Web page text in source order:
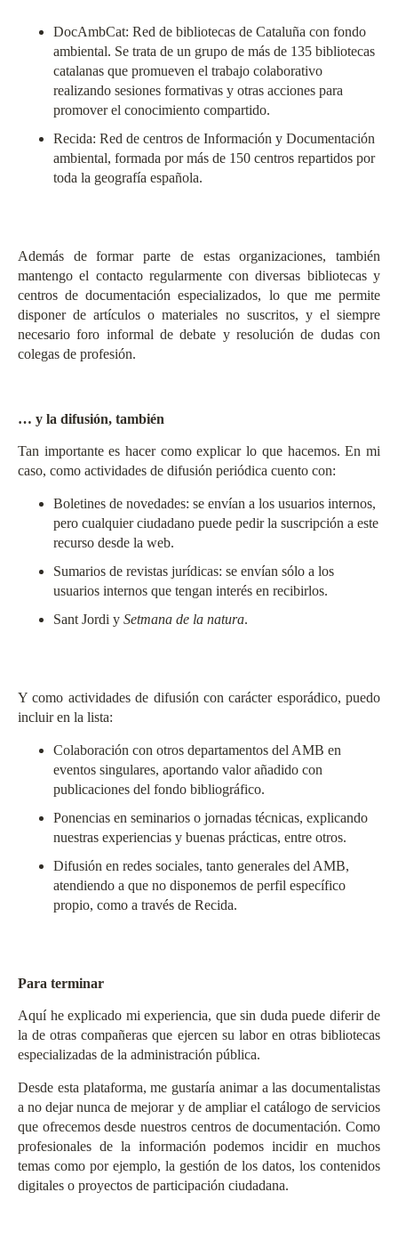
DocAmbCat: Red de bibliotecas de Cataluña con fondo
ambiental. Se trata de un grupo de más de 135 bibliotecas
catalanas que promueven el trabajo colaborativo
realizando sesiones formativas y otras acciones para
promover el conocimiento compartido.
Recida: Red de centros de Información y Documentación
ambiental, formada por más de 150 centros repartidos por
toda la geografía española.
Además de formar parte de estas organizaciones, también
mantengo el contacto regularmente con diversas bibliotecas y
centros de documentación especializados, lo que me permite
disponer de artículos o materiales no suscritos, y el siempre
necesario foro informal de debate y resolución de dudas con
colegas de profesión.
… y la difusión, también
Tan importante es hacer como explicar lo que hacemos. En mi
caso, como actividades de difusión periódica cuento con:
Boletines de novedades: se envían a los usuarios internos,
pero cualquier ciudadano puede pedir la suscripción a este
recurso desde la web.
Sumarios de revistas jurídicas: se envían sólo a los
usuarios internos que tengan interés en recibirlos.
Sant Jordi y Setmana de la natura.
Y como actividades de difusión con carácter esporádico, puedo
incluir en la lista:
Colaboración con otros departamentos del AMB en
eventos singulares, aportando valor añadido con
publicaciones del fondo bibliográfico.
Ponencias en seminarios o jornadas técnicas, explicando
nuestras experiencias y buenas prácticas, entre otros.
Difusión en redes sociales, tanto generales del AMB,
atendiendo a que no disponemos de perfil específico
propio, como a través de Recida.
Para terminar
Aquí he explicado mi experiencia, que sin duda puede diferir de
la de otras compañeras que ejercen su labor en otras bibliotecas
especializadas de la administración pública.
Desde esta plataforma, me gustaría animar a las documentalistas
a no dejar nunca de mejorar y de ampliar el catálogo de servicios
que ofrecemos desde nuestros centros de documentación. Como
profesionales de la información podemos incidir en muchos
temas como por ejemplo, la gestión de los datos, los contenidos
digitales o proyectos de participación ciudadana.